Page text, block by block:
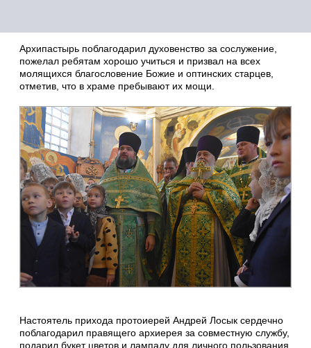
Архипастырь поблагодарил духовенство за сослужение,
пожелал ребятам хорошо учиться и призвал на всех
молящихся благословение Божие и оптинских старцев,
отметив, что в храме пребывают их мощи.
Настоятель прихода протоиерей Андрей Лосык сердечно
поблагодарил правящего архиерея за совместную службу,
подарил букет цветов и лампаду для личного пользования